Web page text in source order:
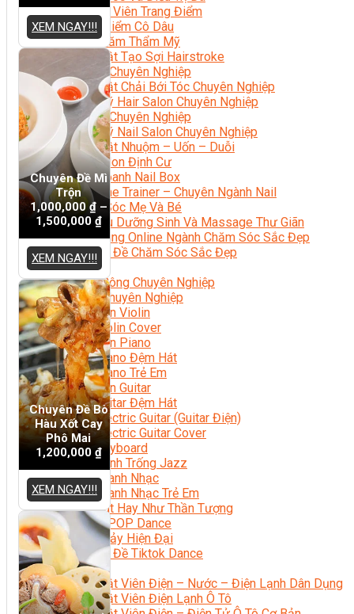
Chuyên Viên Trang Điểm
Trang Điểm Cô Dâu
Phun Xăm Thẩm Mỹ
Kỹ Thuật Tạo Sợi Hairstroke
Barber Chuyên Nghiệp
Kỹ Thuật Chải Bới Tóc Chuyên Nghiệp
Quản Lý Hair Salon Chuyên Nghiệp
Nối Mi Chuyên Nghiệp
Quản Lý Nail Salon Chuyên Nghiệp
Kỹ Thuật Nhuộm – Uốn – Duỗi
Nail Salon Định Cư
Kinh Doanh Nail Box
Train The Trainer – Chuyên Ngành Nail
Chăm Sóc Mẹ Và Bé
Gội Đầu Dưỡng Sinh Và Massage Thư Giãn
Marketing Online Ngành Chăm Sóc Sắc Đẹp
Chuyên Đề Chăm Sóc Sắc Đẹp
Âm Nhạc
Nhạc Công Chuyên Nghiệp
Ca Sĩ Chuyên Nghiệp
Học Đàn Violin
Học Violin Cover
Học Đàn Piano
Học Piano Đệm Hát
Học Piano Trẻ Em
Học Đàn Guitar
Học Guitar Đệm Hát
Học Electric Guitar (Guitar Điện)
Học Electric Guitar Cover
Học Keyboard
Học Đánh Trống Jazz
Học Thanh Nhạc
Học Thanh Nhạc Trẻ Em
Học Hát Hay Như Thần Tượng
Học K-POP Dance
Học Nhảy Hiện Đại
Chuyên Đề Tiktok Dance
Kỹ Thuật – Công Nghệ
Kỹ Thuật Viên Điện – Nước – Điện Lạnh Dân Dụng
Kỹ Thuật Viên Điện Lạnh Ô Tô
XEM NGAY!!!
Chuyên Đề Mì
Trộn
1,000,000₫–
1,500,000 ₫
XEM NGAY!!!
Chuyên Đề Bò
Hàu Xốt Cay
Phô Mai
1,200,000 ₫
XEM NGAY!!!